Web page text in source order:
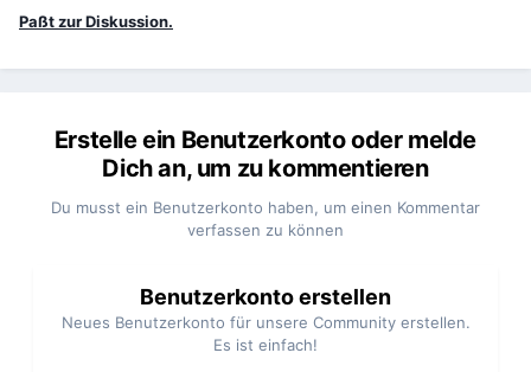
Paßt zur Diskussion.
Erstelle ein Benutzerkonto oder melde
Dich an, um zu kommentieren
Du musst ein Benutzerkonto haben, um einen Kommentar
verfassen zu können
Benutzerkonto erstellen
Neues Benutzerkonto für unsere Community erstellen.
Es ist einfach!